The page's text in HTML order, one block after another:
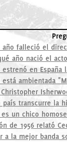
año falleció el
año nació el
estrenó en España
está ambientada
país transcurre la
un chico
de 1956 relató
a la mejor banda